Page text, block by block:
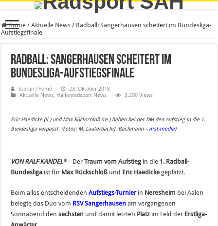
Home / Aktuelle News / Radball: Sangerhausen scheitert im Bundesliga-
Aufstiegsfinale
Radball: Sangerhausen scheitert im
Bundesliga-Aufstiegsfinale
Stefan Thomé
23. Oktober 2018
Aktuelle News, Hallenradsport News 3,290 Views
Eric Haedicke (li.) und Max Rückschloß (re.) haben bei der DM den Aufstieg in die 1.
Bundesliga verpasst. (Fotos: M. Lauterbach/J. Bachmann – mst-media)
VON RALF KANDEL*– DerTraum vom Aufstieg in die 1. Radball-
Bundesliga ist für Max Rückschloß und Eric Haedicke geplatzt.
Beim alles entscheidendenAufstiegs-Turnierin Neresheim bei Aalen
belegte das Duo vom RSV Sangerhausen am vergangenen
Sonnabend densechsten und damit letzten Platz im Feld der Erstliga-